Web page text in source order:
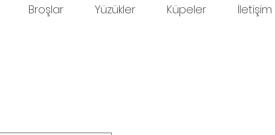
Broşlar Yüzükler Küpeler İletişim